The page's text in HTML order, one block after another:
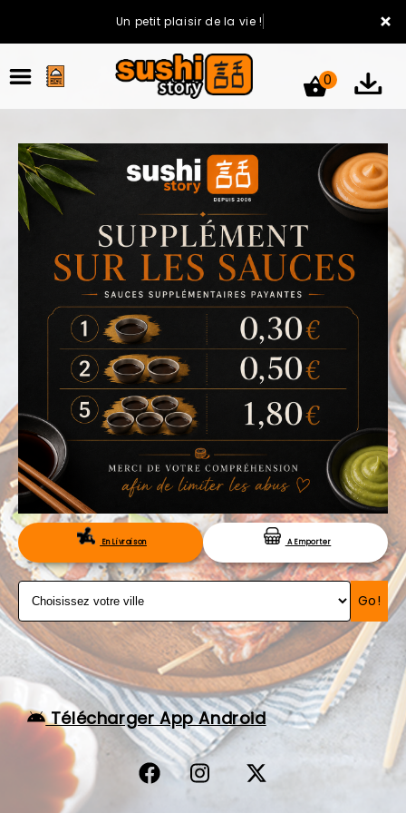
×
Un petit plaisir de la vie !
ACCUEIL
LA CARTE
VOTRE COMPTE
NOTRE RESTAURANT
VOS AVIS
MENTIONS LÉGALES
C.G.V
RÉSERVATION
0
En Livraison A Emporter
Go!
Télécharger App Android